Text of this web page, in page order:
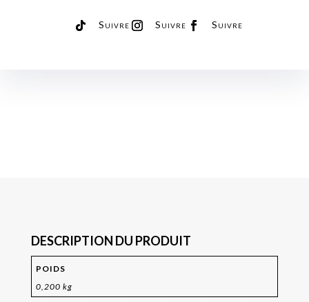
Suivre Suivre Suivre
DESCRIPTION DU PRODUIT
POIDS
0,200 kg